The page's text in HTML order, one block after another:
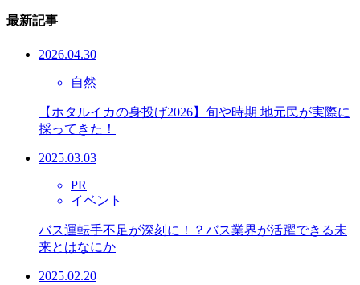
最新記事
2026.04.30
自然
【ホタルイカの身投げ2026】旬や時期 地元民が実際に
採ってきた！
2025.03.03
PR
イベント
バス運転手不足が深刻に！？バス業界が活躍できる未
来とはなにか
2025.02.20